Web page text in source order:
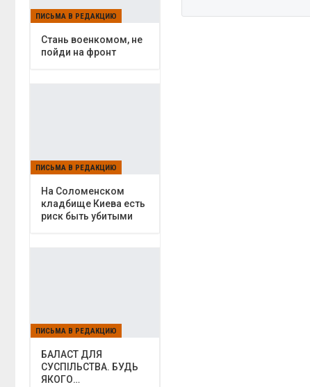
ПИСЬМА В РЕДАКЦИЮ
Cтань военкомом, не
пойди на фронт
ПИСЬМА В РЕДАКЦИЮ
На Соломенском
кладбище Киева есть
риск быть убитыми
ПИСЬМА В РЕДАКЦИЮ
БАЛАСТ ДЛЯ
СУСПІЛЬСТВА. БУДЬ
ЯКОГО…